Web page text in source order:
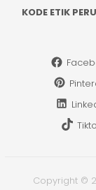
KODE ETIK
Copyright ©